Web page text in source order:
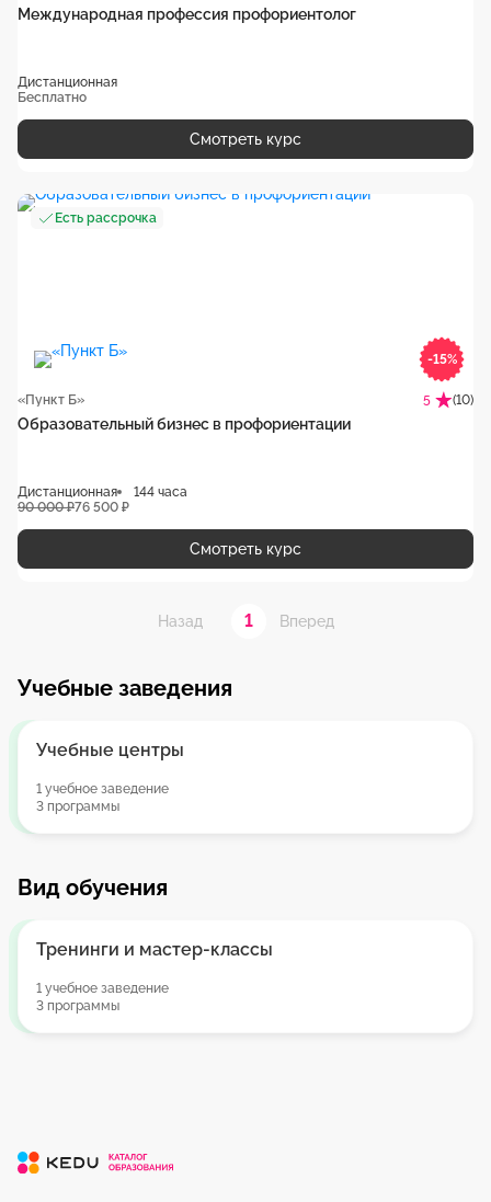
Международная профессия профориентолог
Дистанционная
Бесплатно
Смотреть курс
Есть рассрочка
-15%
«Пункт Б» 5 (10)
Образовательный бизнес в профориентации
Дистанционная
144 часа
90 000 ₽76 500 ₽
Смотреть курс
Назад 1 Вперед
Учебные заведения
Учебные центры
1 учебное заведение
3 программы
Вид обучения
Тренинги и мастер-классы
1 учебное заведение
3 программы